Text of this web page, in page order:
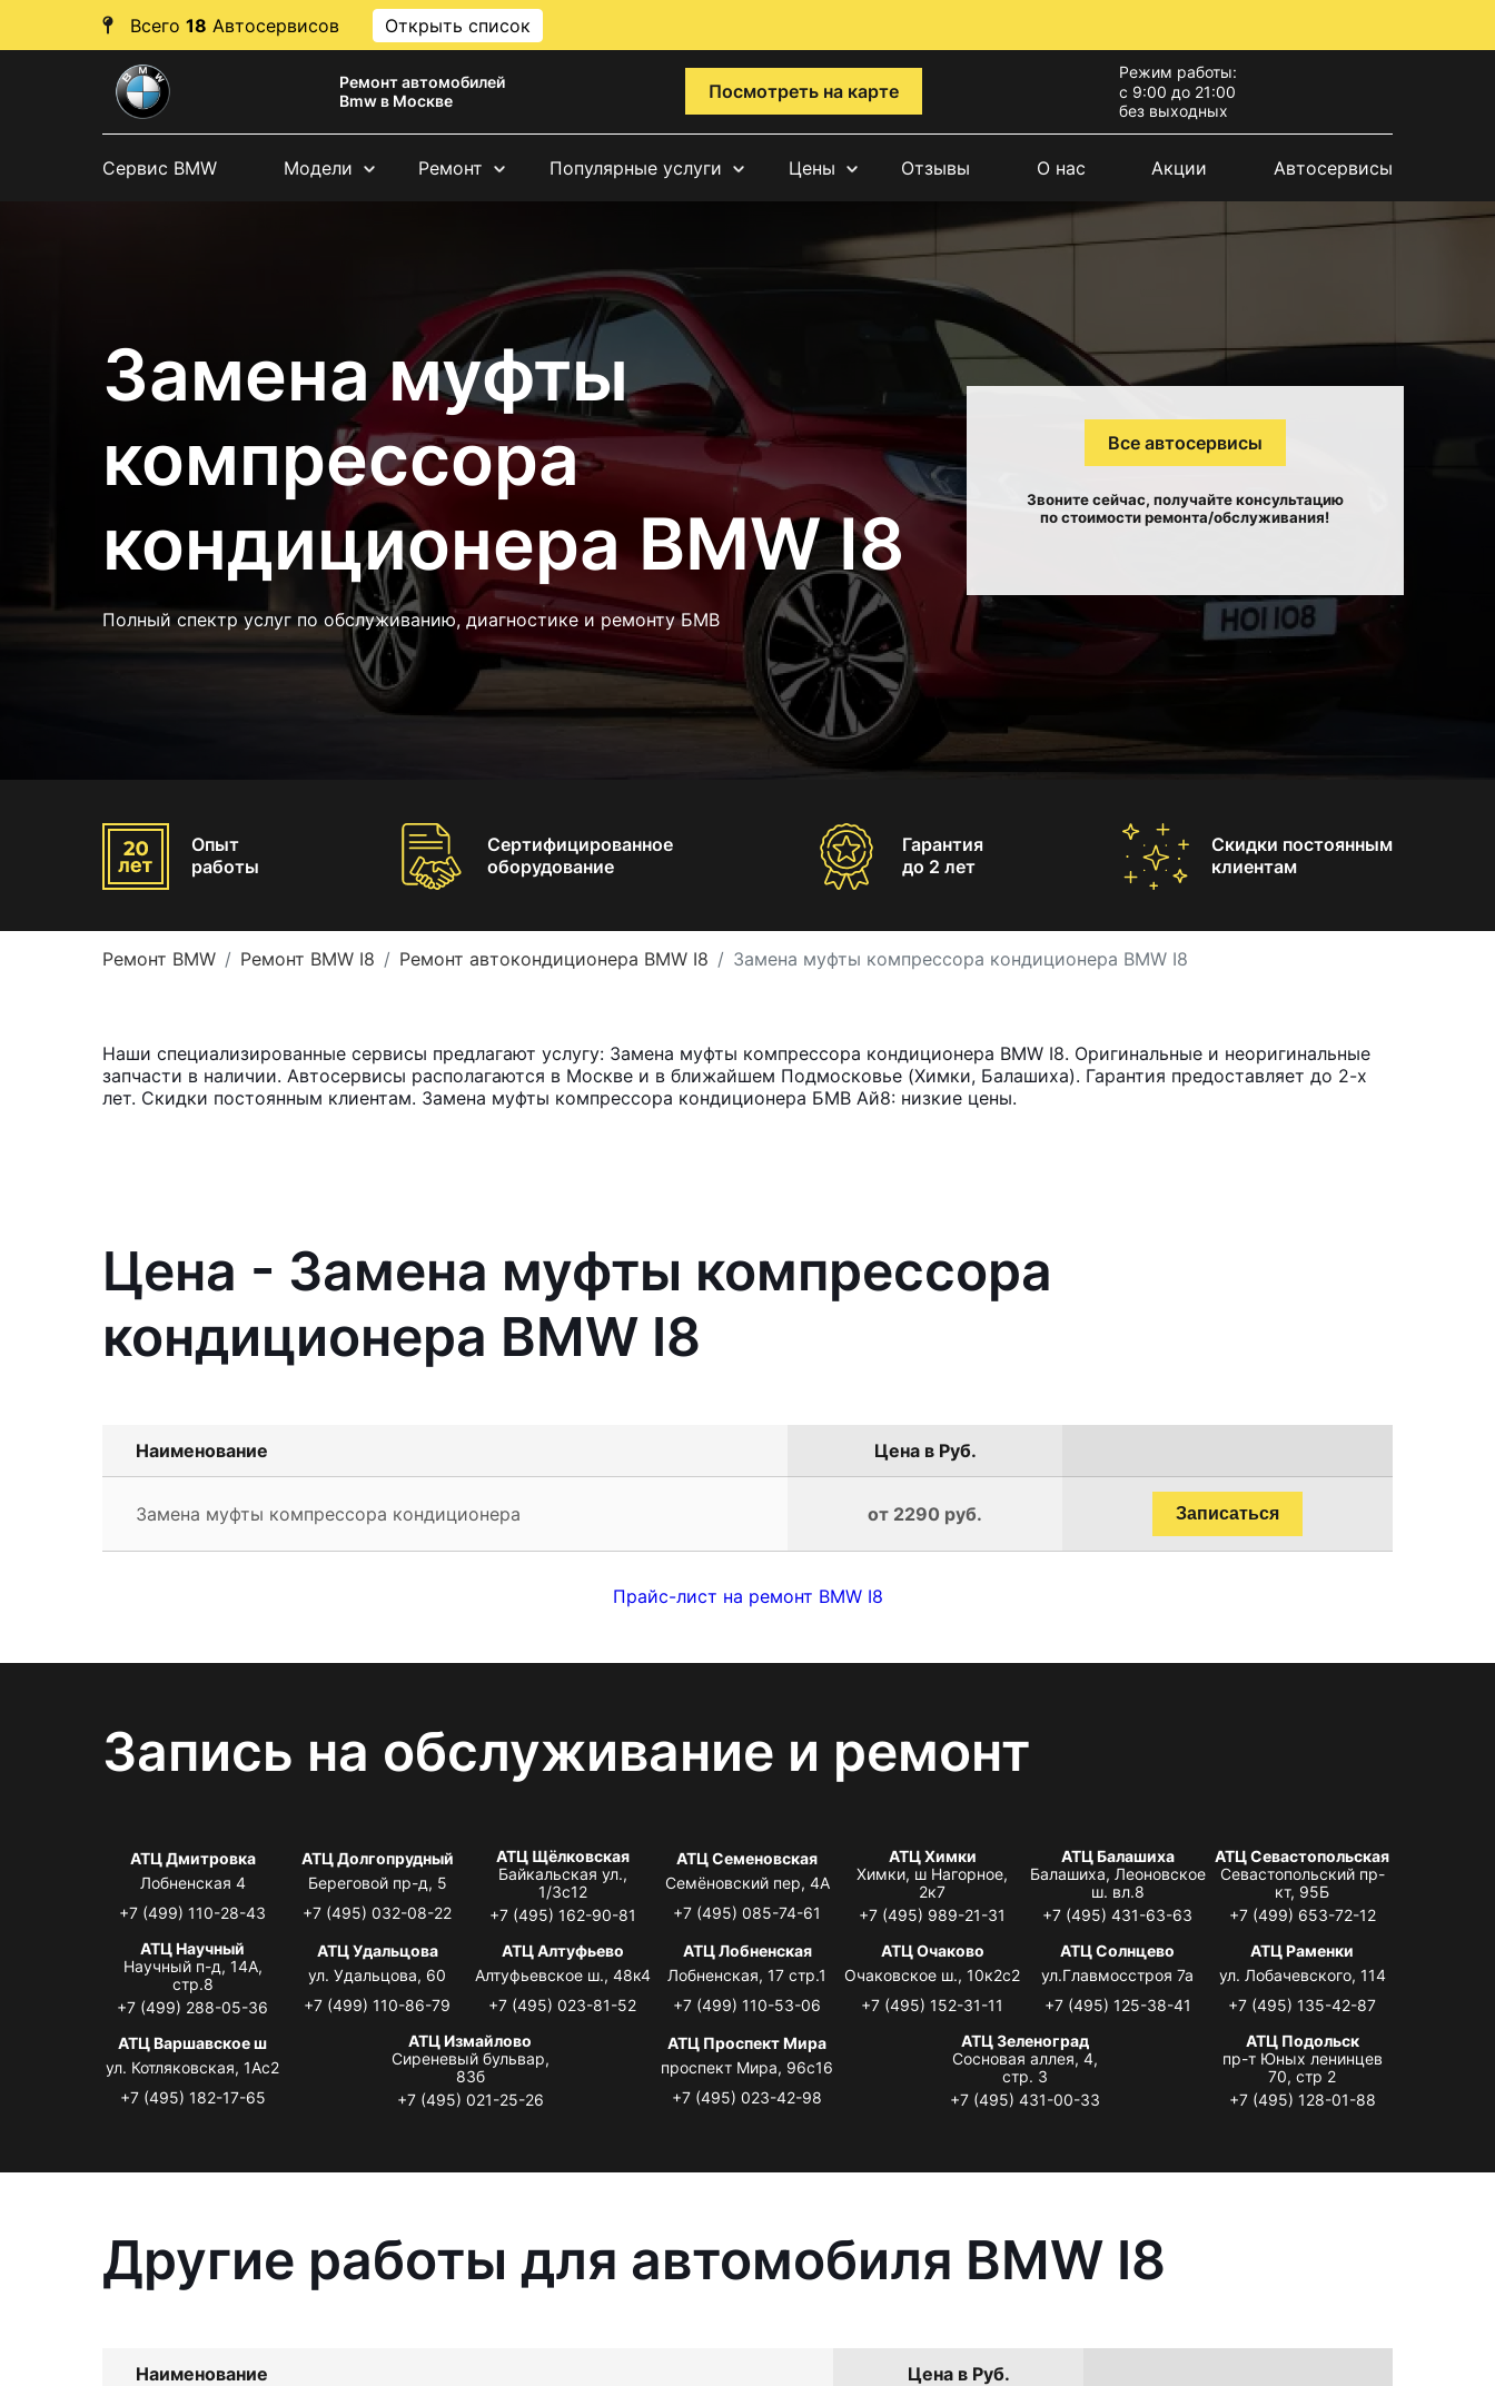
Всего 18 Автосервисов Открыть список
Ремонт автомобилей
Bmw в Москве
Посмотреть на карте
Режим работы:
с 9:00 до 21:00
без выходных
Сервис BMW Модели Ремонт Популярные услуги Цены Отзывы О нас Акции Автосервисы
Замена муфты
компрессора
кондиционера BMW I8
Полный спектр услуг по обслуживанию, диагностике и ремонту БМВ
Все автосервисы
Звоните сейчас, получайте консультацию
по стоимости ремонта/обслуживания!
Опыт
работы
Сертифицированное
оборудование
Гарантия
до 2 лет
Скидки постоянным
клиентам
Ремонт BMW Ремонт BMW I8 Ремонт автокондиционера BMW I8 Замена муфты компрессора кондиционера BMW I8
Наши специализированные сервисы предлагают услугу: Замена муфты компрессора кондиционера BMW I8. Оригинальные и неоригинальные
запчасти в наличии. Автосервисы располагаются в Москве и в ближайшем Подмосковье (Химки, Балашиха). Гарантия предоставляет до 2-х
лет. Скидки постоянным клиентам. Замена муфты компрессора кондиционера БМВ Ай8: низкие цены.
Цена - Замена муфты компрессора
кондиционера BMW I8
Наименование Цена в Руб.
Замена муфты компрессора кондиционера от 2290 руб. Записаться
Прайс-лист на ремонт BMW I8
Запись на обслуживание и ремонт
АТЦ Дмитровка
Лобненская 4
+7 (499) 110-28-43
АТЦ Долгопрудный
Береговой пр-д, 5
+7 (495) 032-08-22
АТЦ Щёлковская
Байкальская ул.,
1/3с12
+7 (495) 162-90-81
АТЦ Семеновская
Семёновский пер, 4А
+7 (495) 085-74-61
АТЦ Химки
Химки, ш Нагорное,
2к7
+7 (495) 989-21-31
АТЦ Балашиха
Балашиха, Леоновское
ш. вл.8
+7 (495) 431-63-63
АТЦ Севастопольская
Севастопольский пр-
кт, 95Б
+7 (499) 653-72-12
АТЦ Научный
Научный п-д, 14А,
стр.8
+7 (499) 288-05-36
АТЦ Удальцова
ул. Удальцова, 60
+7 (499) 110-86-79
АТЦ Алтуфьево
Алтуфьевское ш., 48к4
+7 (495) 023-81-52
АТЦ Лобненская
Лобненская, 17 стр.1
+7 (499) 110-53-06
АТЦ Очаково
Очаковское ш., 10к2с2
+7 (495) 152-31-11
АТЦ Солнцево
ул.Главмосстроя 7а
+7 (495) 125-38-41
АТЦ Раменки
ул. Лобачевского, 114
+7 (495) 135-42-87
АТЦ Варшавское ш
ул. Котляковская, 1Ас2
+7 (495) 182-17-65
АТЦ Измайлово
Сиреневый бульвар,
83б
+7 (495) 021-25-26
АТЦ Проспект Мира
проспект Мира, 96с16
+7 (495) 023-42-98
АТЦ Зеленоград
Сосновая аллея, 4,
стр. 3
+7 (495) 431-00-33
АТЦ Подольск
пр-т Юных ленинцев
70, стр 2
+7 (495) 128-01-88
Другие работы для автомобиля BMW I8
Наименование Цена в Руб.